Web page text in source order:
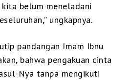
belum meneladani
ungkapnya.
pandangan Imam Ibnu
bahwa pengakuan cinta
Nya tanpa mengikuti